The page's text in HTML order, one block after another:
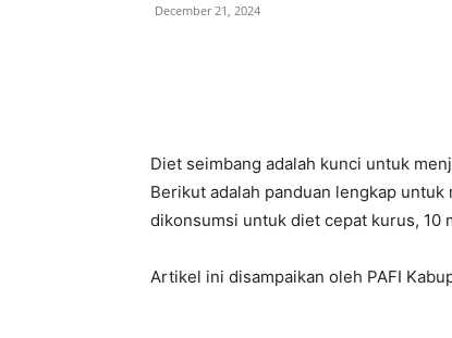
December 21, 2024
Diet seimbang adalah kunci untuk
Berikut adalah panduan lengkap
dikonsumsi untuk diet cepat kurus, 10
Artikel ini disampaikan oleh PAFI